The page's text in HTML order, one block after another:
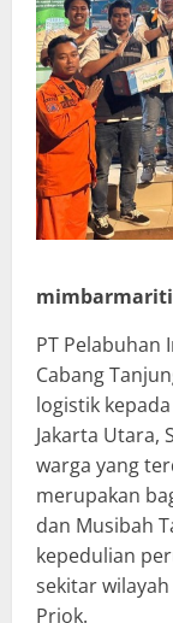
PT Pelabuhan
Cabang
logistik
Jakarta Utara,
warga yang
merupakan
dan Musibah
kepedulian
sekitar
Priok.